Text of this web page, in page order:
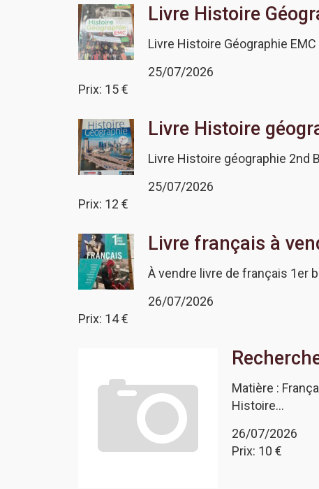
Livre Histoire
Livre Histoire Géographie
25/07/2026
Prix: 15 €
Livre Histoire
Livre Histoire géographie 2nd
25/07/2026
Prix: 12 €
Livre français à
À vendre livre de français 1er
26/07/2026
Prix: 14 €
Matière :
Histoire…
26/07/2026
Prix: 10 €